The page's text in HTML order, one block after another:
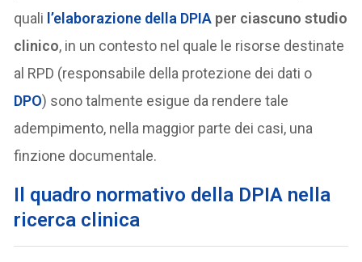
quali l’elaborazione della DPIA per ciascuno studio
clinico, in un contesto nel quale le risorse destinate
al RPD (responsabile della protezione dei dati o
DPO) sono talmente esigue da rendere tale
adempimento, nella maggior parte dei casi, una
finzione documentale.
Il quadro normativo della DPIA nella
ricerca clinica